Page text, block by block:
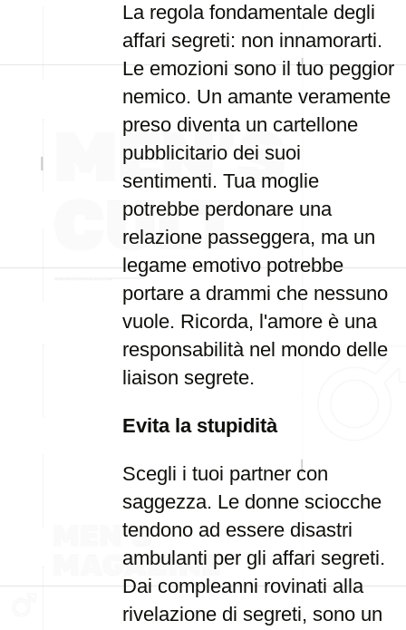
La regola fondamentale degli
affari segreti: non innamorarti.
Le emozioni sono il tuo peggior
nemico. Un amante veramente
preso diventa un cartellone
pubblicitario dei suoi
sentimenti. Tua moglie
potrebbe perdonare una
relazione passeggera, ma un
legame emotivo potrebbe
portare a drammi che nessuno
vuole. Ricorda, l'amore è una
responsabilità nel mondo delle
liaison segrete.
Evita la stupidità
Scegli i tuoi partner con
saggezza. Le donne sciocche
tendono ad essere disastri
ambulanti per gli affari segreti.
Dai compleanni rovinati alla
rivelazione di segreti, sono un